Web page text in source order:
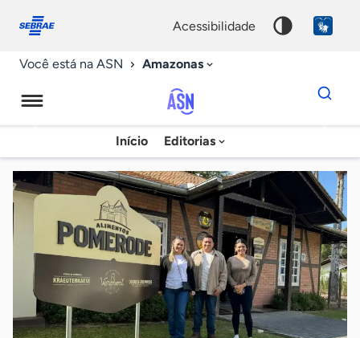
conosco
acessibilidade
Você está na ASN Amazonas
Agência
Sebrae
de
Notícias
Início Editorias
Dados
para
chave